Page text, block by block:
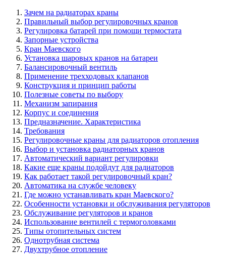
Зачем на радиаторах краны
Правильный выбор регулировочных кранов
Регулировка батарей при помощи термостата
Запорные устройства
Кран Маевского
Установка шаровых кранов на батареи
Балансировочный вентиль
Применение трехходовых клапанов
Конструкция и принцип работы
Полезные советы по выбору
Механизм запирания
Корпус и соединения
Предназначение. Характеристика
Требования
Регулировочные краны для радиаторов отопления
Выбор и установка радиаторных кранов
Автоматический вариант регулировки
Какие еще краны подойдут для радиаторов
Как работает такой регулировочный кран?
Автоматика на службе человеку
Где можно устанавливать кран Маевского?
Особенности установки и обслуживания регуляторов
Обслуживание регуляторов и кранов
Использование вентилей с термоголовками
Типы отопительных систем
Однотрубная система
Двухтрубное отопление